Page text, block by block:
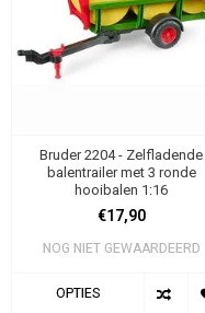
Bruder 2204 - Zelfladende
balentrailer met 3 ronde
hooibalen 1:16
€17,90
NOG NIET GEWAARDEERD
OPTIES